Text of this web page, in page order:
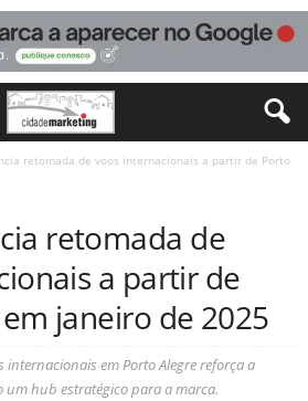
retomada de voos internacionais a partir de Porto
retomada de
a partir de
janeiro de 2025
internacionais em Porto Alegre reforça a
hub estratégico para a marca.